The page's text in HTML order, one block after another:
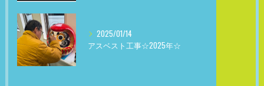
2025/01/14
アスベスト工事☆2025年☆